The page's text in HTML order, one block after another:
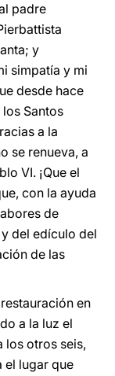
padre
y
simpatía y mi
desde hace
Santos
a la
se renueva, a
VI. ¡Que el
con la ayuda
de
del edículo del
de las
en
a la luz el
los otros seis,
el lugar que